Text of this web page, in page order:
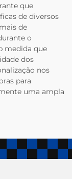
que
de diversos
de
o
medida que
dos
nos
para
uma ampla